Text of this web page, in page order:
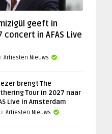
geeft in
concert in AFAS Live
Artiesten Nieuws
brengt The
Tour in 2027 naar
Live in Amsterdam
Artiesten Nieuws